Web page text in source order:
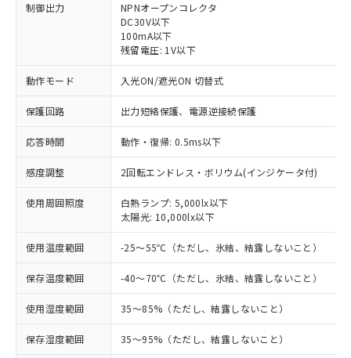
制御出力
NPNオープンコレクタ
DC30V以下
100mA以下
残留電圧: 1V以下
動作モード 入光ON/遮光ON 切替式
保護回路 出力短絡保護、電源逆接続保護
応答時間 動作・復帰: 0.5ms以下
感度調整 2回転エンドレス・ボリウム(インジケータ付)
使用周囲照度
白熱ランプ: 5,000lx以下
太陽光: 10,000lx以下
使用温度範囲 -25～55℃（ただし、氷結、結露しないこと）
保存温度範囲 -40～70℃（ただし、氷結、結露しないこと）
使用湿度範囲 35～85%（ただし、結露しないこと）
保存湿度範囲 35～95%（ただし、結露しないこと）
ご利用条件
※1 対応状況
対応済み：EU RoHS指令（10物質）の
非含有に対応した製品が提供可能な商品で
す。
対応予定：EU RoHS指令（10物質）の非含
有に対応した製品に切り替える予定のある